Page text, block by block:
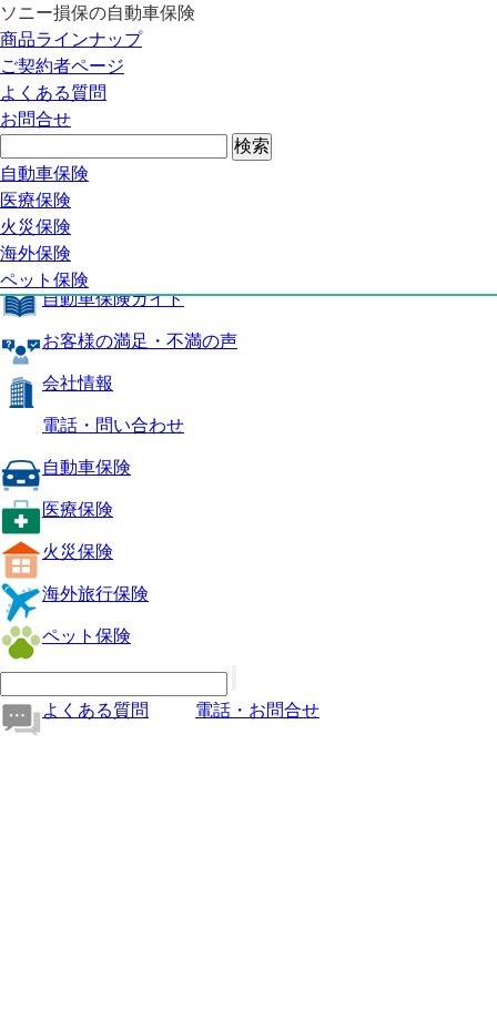
ソニー損保の自動車保険
商品ラインナップ
ご契約者ページ
よくある質問
お問合せ
自動車保険
医療保険
火災保険
海外保険
ペット保険
自動車保険トップ
商品の特長
補償内容
自動車保険ガイド
お客様の満足・不満の声
自動車保険トップ
商品の特長
補償内容
自動車保険ガイド
お客様の満足・不満の声
会社情報
電話・問い合わせ
自動車保険
医療保険
火災保険
海外旅行保険
ペット保険
よくある質問 電話・お問合せ